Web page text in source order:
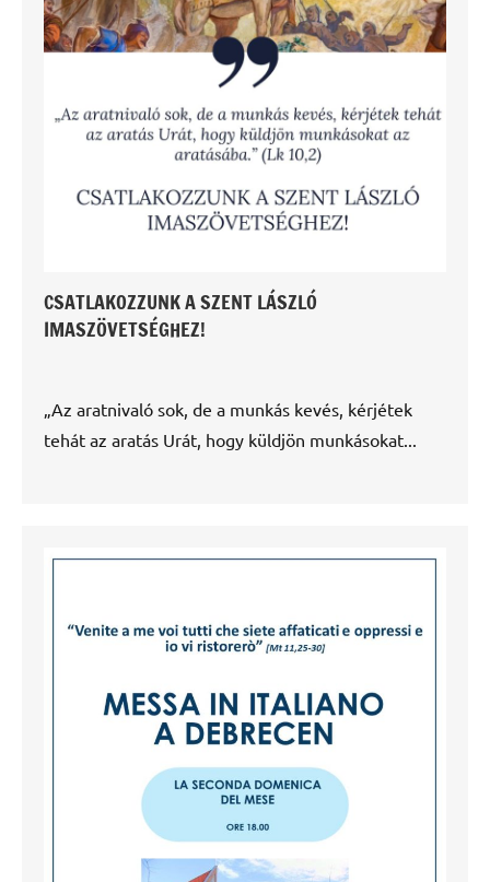
CSATLAKOZZUNK A SZENT LÁSZLÓ
IMASZÖVETSÉGHEZ!
„Az aratnivaló sok, de a munkás kevés, kérjétek
tehát az aratás Urát, hogy küldjön munkásokat...